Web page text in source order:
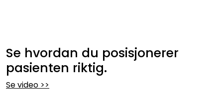
Se hvordan du posisjonerer
pasienten riktig.
Se video >>